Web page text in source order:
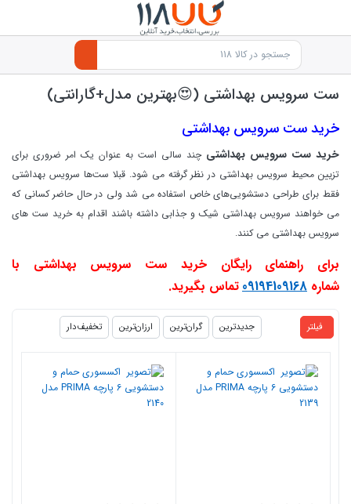
ست سرویس بهداشتی (😍بهترین مدل+گارانتی)
خریدست سرویس بهداشتی
خرید ست سرویس بهداشتی چند سالی است به عنوان یک امر ضروری برای
تزیین محیط سرویس بهداشتی در نظر گرفته می شود. قبلا ست‌ها سرویس بهداشتی
فقط برای طراحی دستشویی‌های خاص استفاده می شد ولی در حال حاضر کسانی که
می خواهند سرویس بهداشتی شیک و جذابی داشته باشند اقدام به خرید ست های
سرویس بهداشتی می کنند.
برای راهنمای رایگان خرید ست سرویس بهداشتی با
شماره 09194109168تماس بگیرید.
products.productlist
فیلتر جدیدترین گران‌ترین ارزان‌ترین تخفیف‌دار